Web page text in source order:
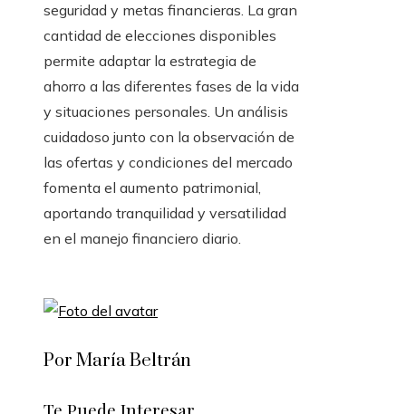
seguridad y metas financieras. La gran
cantidad de elecciones disponibles
permite adaptar la estrategia de
ahorro a las diferentes fases de la vida
y situaciones personales. Un análisis
cuidadoso junto con la observación de
las ofertas y condiciones del mercado
fomenta el aumento patrimonial,
aportando tranquilidad y versatilidad
en el manejo financiero diario.
Por María Beltrán